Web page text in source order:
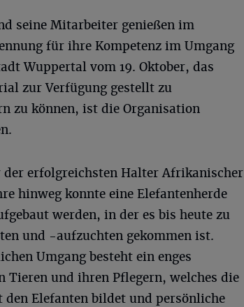
seine Mitarbeiter genießen im
für ihre Kompetenz im Umgang
Wuppertal vom 19. Oktober, das
zur Verfügung gestellt zu
zu können, ist die Organisation
der erfolgreichsten Halter Afrikanischer
hinweg konnte eine Elefantenherde
werden, in der es bis heute zu
und -aufzuchten gekommen ist.
Umgang besteht ein enges
Tieren und ihren Pflegern, welches die
Elefanten bildet und persönliche